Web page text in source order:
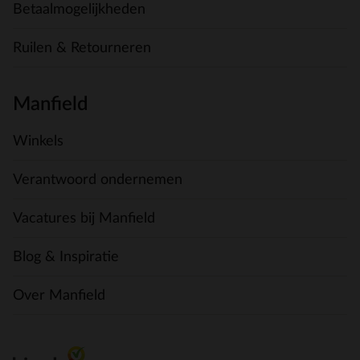
Betaalmogelijkheden
Ruilen & Retourneren
Manfield
Winkels
Verantwoord ondernemen
Vacatures bij Manfield
Blog & Inspiratie
Over Manfield